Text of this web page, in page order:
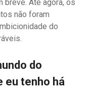
breve. Até agora, os
não foram
do
do
eu tenho há